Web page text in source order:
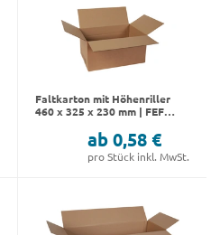
Faltkarton mit Höhenriller
460 x 325 x 230 mm | FEFCO
ab 0,58 €
pro Stück inkl. MwSt.